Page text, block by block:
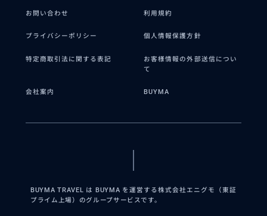
お問い合わせ 利用規約
プライバシーポリシー 個人情報保護方針
特定商取引法に関する表記
お客様情報の外部送信につい
て
会社案内 BUYMA
BUYMA TRAVEL は BUYMA を運営する株式会社エニグモ（東証
プライム上場）のグループサービスです。